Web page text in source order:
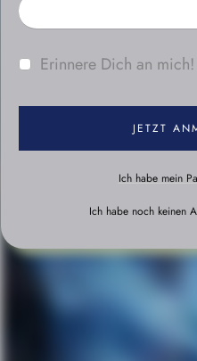
Erinnere Dich an mich!
JETZT
Ich habe mein
Ich habe noch keinen